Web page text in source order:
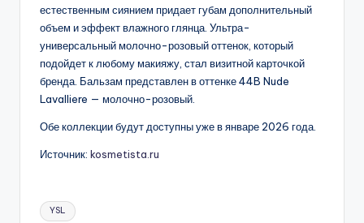
естественным сиянием придает губам дополнительный
объем и эффект влажного глянца. Ультра-
универсальный молочно-розовый оттенок, который
подойдет к любому макияжу, стал визитной карточкой
бренда. Бальзам представлен в оттенке 44B Nude
Lavalliere — молочно-розовый.
Обе коллекции будут доступны уже в январе 2026 года.
Источник: kosmetista.ru
Метки:
YSL